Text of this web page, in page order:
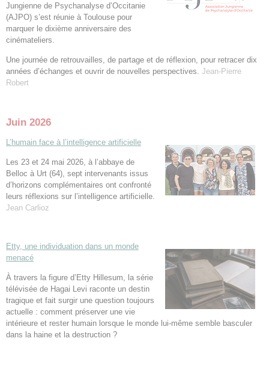
Jungienne de Psychanalyse d’Occitanie
(AJPO) s’est réunie à Toulouse pour
marquer le dixième anniversaire des
cinémateliers.
Une journée de retrouvailles, de partage et de réflexion, pour retracer dix
années d’échanges et ouvrir de nouvelles perspectives. Jean-Pierre
Robert
Juin 2026
L’humain face à l’intelligence artificielle
Les 23 et 24 mai 2026, à l’abbaye de
Belloc à Urt (64), sept intervenants issus
d’horizons complémentaires ont confronté
leurs réflexions sur l’intelligence artificielle.
Jean Carlioz
Etty, une individuation dans un monde
menacé
À travers la figure d’Etty Hillesum, la série
télévisée de Hagai Levi raconte un destin
tragique et fait surgir une question toujours
actuelle : comment préserver une vie
intérieure et rester humain lorsque le monde lui-même semble basculer
dans la haine et la destruction ?